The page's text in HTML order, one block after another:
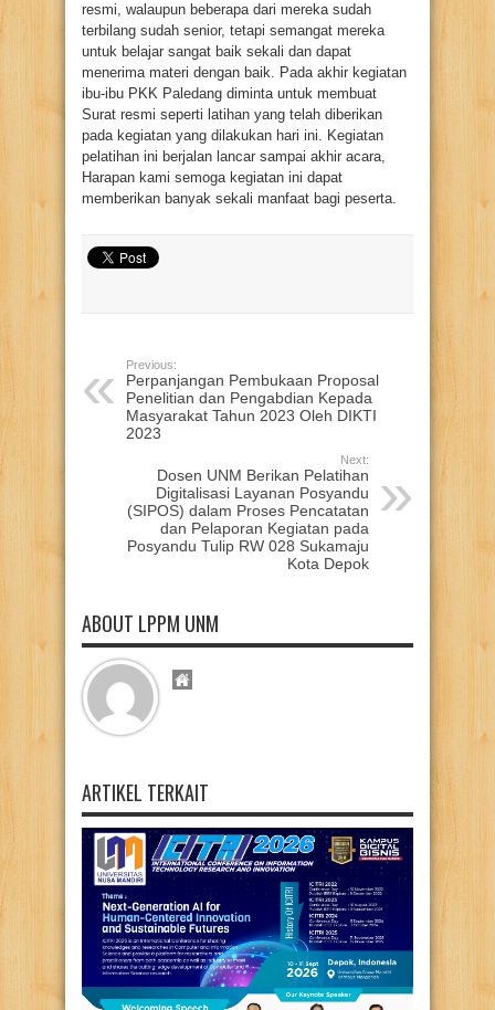
resmi, walaupun beberapa dari mereka sudah
terbilang sudah senior, tetapi semangat mereka
untuk belajar sangat baik sekali dan dapat
menerima materi dengan baik. Pada akhir kegiatan
ibu-ibu PKK Paledang diminta untuk membuat
Surat resmi seperti latihan yang telah diberikan
pada kegiatan yang dilakukan hari ini. Kegiatan
pelatihan ini berjalan lancar sampai akhir acara,
Harapan kami semoga kegiatan ini dapat
memberikan banyak sekali manfaat bagi peserta.
Previous:
Perpanjangan Pembukaan Proposal
Penelitian dan Pengabdian Kepada
Masyarakat Tahun 2023 Oleh DIKTI
2023
Next:
Dosen UNM Berikan Pelatihan
Digitalisasi Layanan Posyandu
(SIPOS) dalam Proses Pencatatan
dan Pelaporan Kegiatan pada
Posyandu Tulip RW 028 Sukamaju
Kota Depok
ABOUT LPPM UNM
ARTIKEL TERKAIT